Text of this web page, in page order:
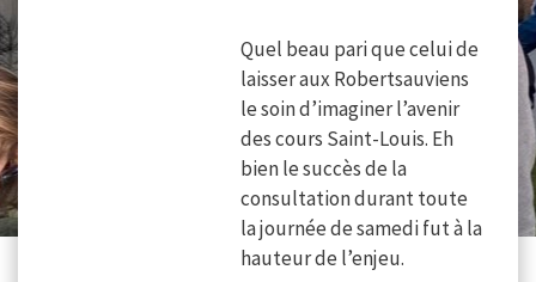
Quel beau pari que celui de
laisser aux Robertsauviens
le soin d’imaginer l’avenir
des cours Saint-Louis. Eh
bien le succès de la
consultation durant toute
la journée de samedi fut à la
hauteur de l’enjeu.